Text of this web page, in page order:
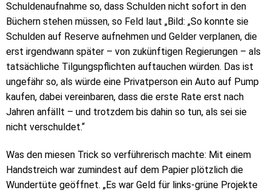
Schuldenaufnahme so, dass Schulden nicht sofort in den
Büchern stehen müssen, so Feld laut „Bild: „So konnte sie
Schulden auf Reserve aufnehmen und Gelder verplanen, die
erst irgendwann später – von zukünftigen Regierungen – als
tatsächliche Tilgungspflichten auftauchen würden. Das ist
ungefähr so, als würde eine Privatperson ein Auto auf Pump
kaufen, dabei vereinbaren, dass die erste Rate erst nach
Jahren anfällt – und trotzdem bis dahin so tun, als sei sie
nicht verschuldet.“
Was den miesen Trick so verführerisch machte: Mit einem
Handstreich war zumindest auf dem Papier plötzlich die
Wundertüte geöffnet. „Es war Geld für links-grüne Projekte